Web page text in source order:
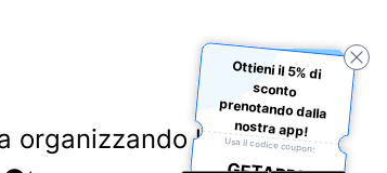
organizzando la
Ottieni il 5% di
sconto
prenotando dalla
nostra app!
Usa il codice coupon: